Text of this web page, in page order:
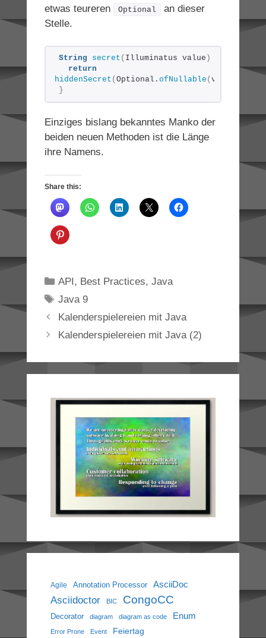
etwas teureren Optional
an dieser
Stelle.
String secret ( Illuminatus value )
return
hiddenSecret ( Optional. ofNullable ( value
}
Einziges bislang bekanntes Manko der
beiden neuen Methoden ist die Länge
ihre Namens.
Share this:
Categories
API, Best Practices, Java
Tags
Java 9
Kalenderspielereien mit Java
Kalenderspielereien mit Java (2)
Agile Annotation Processor AsciiDoc
Asciidoctor BIC CongoCC
Decorator diagram diagram as code Enum
Error Prone Event Feiertag